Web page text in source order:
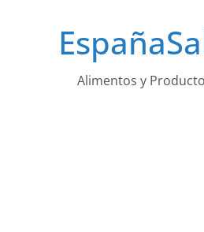
Alimentos y